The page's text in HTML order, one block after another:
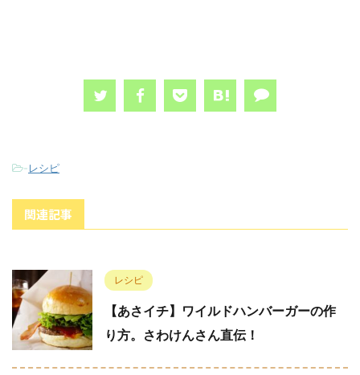
-レシピ
関連記事
レシピ
【あさイチ】ワイルドハンバーガーの作
り方。さわけんさん直伝！